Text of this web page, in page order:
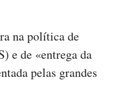
na política de
e de «entrega da
pelas grandes